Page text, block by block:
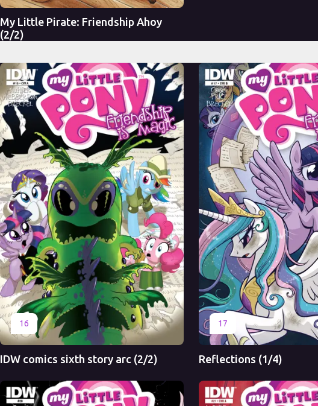
My Little Pirate: Friendship Ahoy
(2/2)
16
Оригинал Перевод
IDW comics sixth story arc (2/2)
17
Оригинал Перевод
Reflections (1/4)